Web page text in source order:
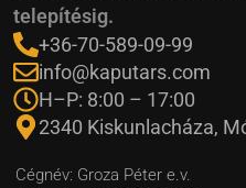
telepítésig.
+36-70-589-09-99
info@kaputars.com
H–P: 8:00 – 17:00
2340 Kiskunlacháza,
Cégnév: Groza Péter e.v.